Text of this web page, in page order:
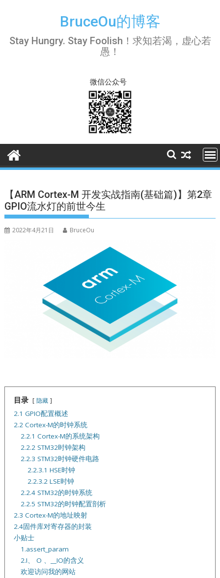
BruceOu的博客
Stay Hungry. Stay Foolish！求知若渴，虚心若
愚！
微信公众号
【ARM Cortex-M 开发实战指南(基础篇)】第2章
GPIO流水灯的前世今生
2022年4月21日 BruceOu
目录 隐藏
2.1 GPIO配置概述
2.2 Cortex-M的时钟系统
2.2.1 Cortex-M的系统架构
2.2.2 STM32时钟架构
2.2.3 STM32时钟硬件电路
2.2.3.1 HSE时钟
2.2.3.2 LSE时钟
2.2.4 STM32的时钟系统
2.2.5 STM32的时钟配置剖析
2.3 Cortex-M的地址映射
2.4固件库对寄存器的封装
小贴士
1.assert_param
2.I、 O 、__IO的含义
欢迎访问我的网站